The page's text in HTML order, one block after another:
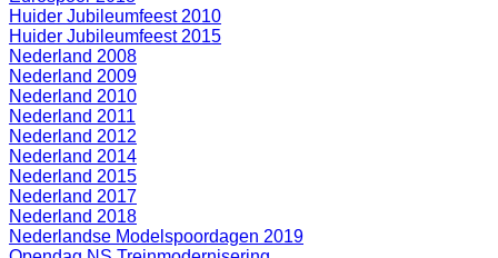
Huider Jubileumfeest 2010
Huider Jubileumfeest 2015
Nederland 2008
Nederland 2009
Nederland 2010
Nederland 2011
Nederland 2012
Nederland 2014
Nederland 2015
Nederland 2017
Nederland 2018
Nederlandse Modelspoordagen 2019